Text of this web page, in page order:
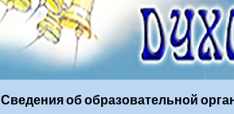
Сведения об образовательной